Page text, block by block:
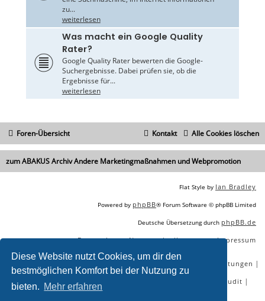
Diese Website nutzt Cookies, um dir den
bestmöglichen Komfort bei der Nutzung zu
bieten. Mehr erfahren
zu...
weiterlesen
Was macht ein Google Quality
Rater?
Google Quality Rater bewerten die Google-
Suchergebnisse. Dabei prüfen sie, ob die
Ergebnisse für...
weiterlesen
Foren-Übersicht Alle Cookies löschen
Kontakt
zum ABAKUS Archiv Andere Marketingmaßnahmen und Webpromotion
Flat Style by Ian Bradley
Powered by phpBB® Forum Software © phpBB Limited
Deutsche Übersetzung durch phpBB.de
Datenschutz|Nutzungsbedingungen|Impressum
SEO Online Tools SEO Dienstleistungen |
SEO Workshops | SEO Beratung SEO Audit |